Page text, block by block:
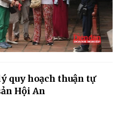
quy hoạch thuận tự
Hội An